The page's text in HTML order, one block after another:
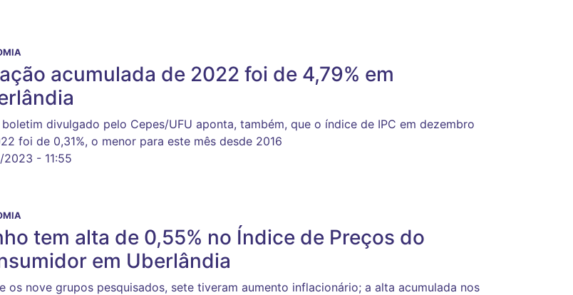
acumulada de 2022 foi de 4,79% em
divulgado pelo Cepes/UFU aponta, também, que o índice de IPC em dezembro
foi de 0,31%, o menor para este mês desde 2016
2023 - 11:55
tem alta de 0,55% no Índice de Preços do
em Uberlândia
os nove grupos pesquisados, sete tiveram aumento inflacionário; a alta acumulada nos